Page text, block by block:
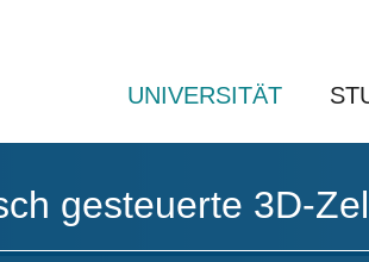
UNIVERSITÄT
gesteuerte 3D-